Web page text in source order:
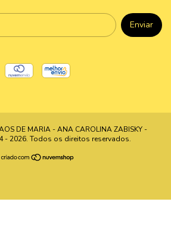
DE MARIA - ANA CAROLINA ZABISKY -
- 2026. Todos os direitos reservados.